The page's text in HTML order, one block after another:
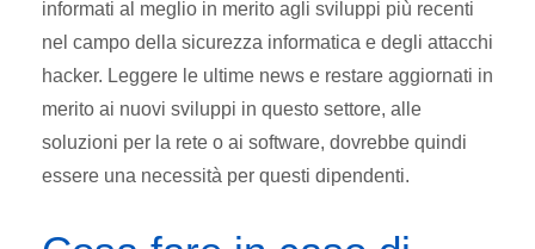
informati al meglio in merito agli sviluppi più recenti
nel campo della sicurezza informatica e degli attacchi
hacker. Leggere le ultime news e restare aggiornati in
merito ai nuovi sviluppi in questo settore, alle
soluzioni per la rete o ai software, dovrebbe quindi
essere una necessità per questi dipendenti.